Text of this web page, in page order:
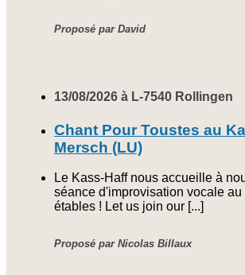
Proposé par David
13/08/2026 à L-7540 Rollingen
Chant Pour Toustes au
Mersch (LU)
Le Kass-Haff nous accueille à
séance d'improvisation vocale
étables ! Let us join our [...]
Proposé par Nicolas Billaux